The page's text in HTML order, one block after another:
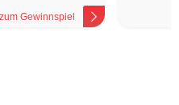
zum Gewinnspiel